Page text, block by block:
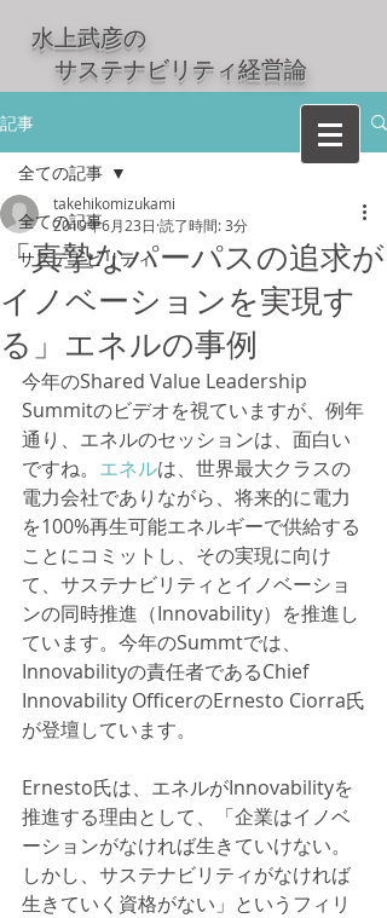
水上武彦の
​ サステナビリティ経営論
記事
全ての記事
サステナビリティ
全ての記事
「真摯なパーパスの追求が
イノベーションを実現す
る」エネルの事例
takehikomizukami
2019年6月23日 読了時間: 3分
今年のShared Value Leadership
Summitのビデオを視ていますが、例年
通り、エネルのセッションは、面白い
ですね。 エネルは、世界最大クラスの
電力会社でありながら、将来的に電力
を100%再生可能エネルギーで供給する
ことにコミットし、その実現に向け
て、サステナビリティとイノベーショ
ンの同時推進（Innovability）を推進し
ています。今年のSummtでは、
Innovabilityの責任者であるChief
Innovability OfficerのErnesto Ciorra氏
が登壇しています。
Ernesto氏は、エネルがInnovabilityを
推進する理由として、「企業はイノベ
ーションがなければ生きていけない。
しかし、サステナビリティがなければ
生きていく資格がない」というフィリ